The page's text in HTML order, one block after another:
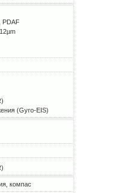
PDAF
(Gyro-EIS)
компас